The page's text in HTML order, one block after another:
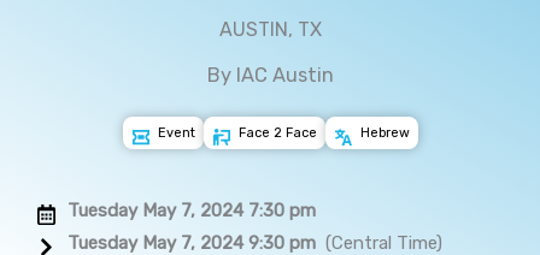
AUSTIN, TX
By IAC Austin
Event Face 2 Face Hebrew
Tuesday May 7, 2024 7:30 pm
Tuesday May 7, 2024 9:30 pm (Central Time)